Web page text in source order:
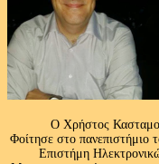
Ο Χρήστος
Φοίτησε στο πανεπιστήμιο
Επιστήμη